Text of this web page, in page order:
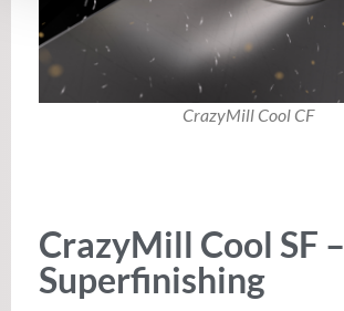
CrazyMill Cool CF
CrazyMill Cool SF –
Superfinishing